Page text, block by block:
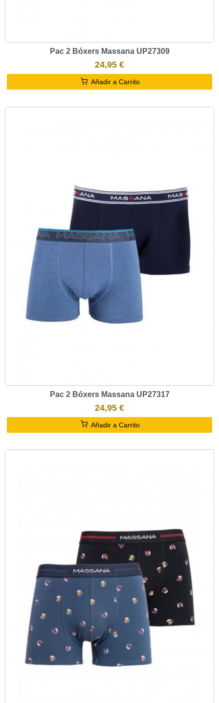
Pac 2 Bóxers Massana UP27309
24,95 €
Añadir a Carrito
Pac 2 Bóxers Massana UP27317
24,95 €
Añadir a Carrito